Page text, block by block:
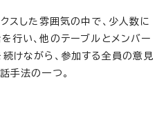
スした雰囲気の中で、少人数に
行い、他のテーブルとメンバー
けながら、参加する全員の意見
手法の一つ。